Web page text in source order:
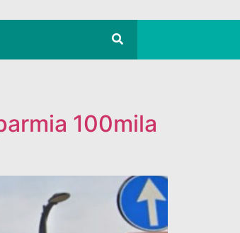
100mila